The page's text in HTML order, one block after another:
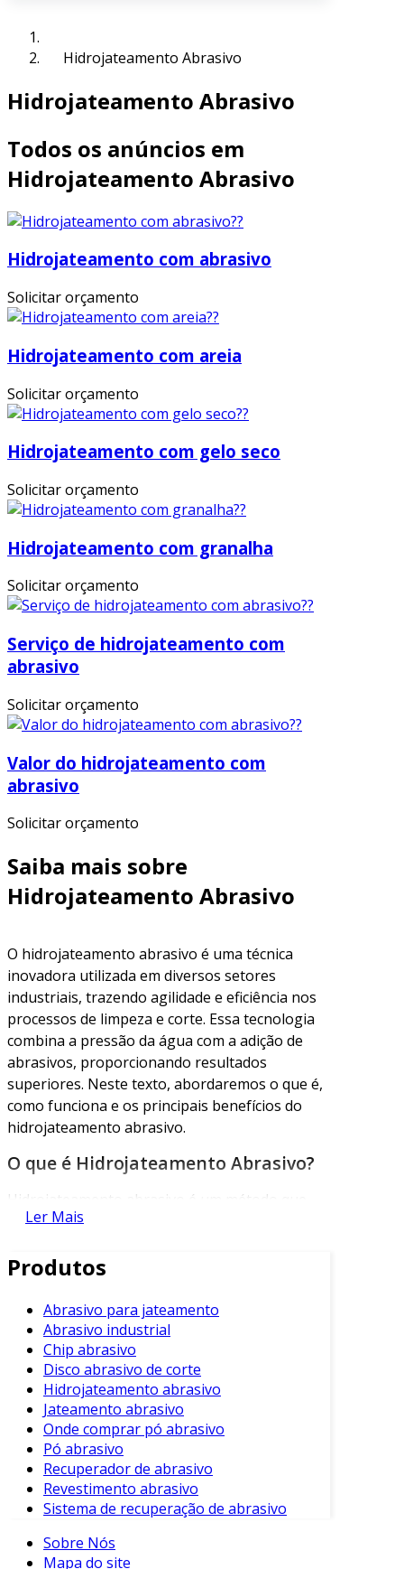
Hidrojateamento Abrasivo
Hidrojateamento Abrasivo
Todos os anúncios em
Hidrojateamento Abrasivo
Hidrojateamento com abrasivo
Solicitar orçamento
Hidrojateamento com areia
Solicitar orçamento
Hidrojateamento com gelo seco
Solicitar orçamento
Hidrojateamento com granalha
Solicitar orçamento
Serviço de hidrojateamento com
abrasivo
Solicitar orçamento
Valor do hidrojateamento com
abrasivo
Solicitar orçamento
Saiba mais sobre
Hidrojateamento Abrasivo
O hidrojateamento abrasivo é uma técnica
inovadora utilizada em diversos setores
industriais, trazendo agilidade e eficiência nos
processos de limpeza e corte. Essa tecnologia
combina a pressão da água com a adição de
abrasivos, proporcionando resultados
superiores. Neste texto, abordaremos o que é,
como funciona e os principais benefícios do
hidrojateamento abrasivo.
O que é Hidrojateamento Abrasivo?
Hidrojateamento abrasivo é um método que
utiliza água pressurizada com a adição de
revestimentos e até mesmo cortar materiais.
processos de limpeza, conservação e
montagem industrial. Método amplamente
eficaz, o hidrojateamento pode ser adaptado a
diferentes superfícies e exigências.
Como Funciona o Hidrojateamento
Abrasivo
O funcionamento do hidrojateamento abrasivo
envolve algumas etapas básicas.
Primeiramente, a água é aquecida e
misturado a essa água. A mistura resultante é
Ler Mais
Produtos
Abrasivo para jateamento
Abrasivo industrial
Chip abrasivo
Disco abrasivo de corte
Hidrojateamento abrasivo
Jateamento abrasivo
Onde comprar pó abrasivo
Pó abrasivo
Recuperador de abrasivo
Revestimento abrasivo
Sistema de recuperação de abrasivo
Sobre Nós
Mapa do site